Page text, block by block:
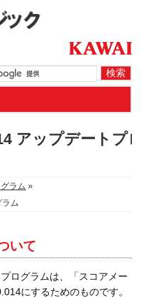
アップデートプ
ラム »
ム
いて
ログラムは、「スコアメー
にするためのものです。